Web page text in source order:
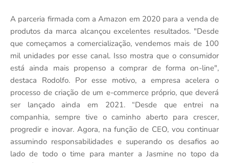
A parceria firmada com a Amazon em 2020 para a venda de
produtos da marca alcançou excelentes resultados. "Desde
que começamos a comercialização, vendemos mais de 100
mil unidades por esse canal. Isso mostra que o consumidor
está ainda mais propenso a comprar de forma on-line",
destaca Rodolfo. Por esse motivo, a empresa acelera o
processo de criação de um e-commerce próprio, que deverá
ser lançado ainda em 2021. “Desde que entrei na
companhia, sempre tive o caminho aberto para crescer,
progredir e inovar. Agora, na função de CEO, vou continuar
assumindo responsabilidades e superando os desafios ao
lado de todo o time para manter a Jasmine no topo da